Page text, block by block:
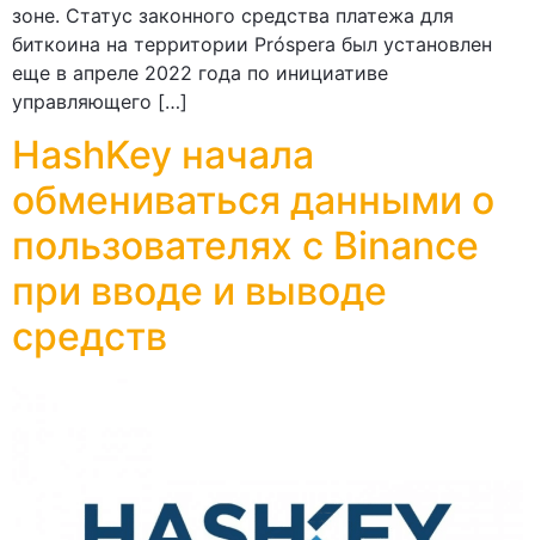
зоне. Статус законного средства платежа для
биткоина на территории Próspera был установлен
еще в апреле 2022 года по инициативе
управляющего […]
HashKey начала
обмениваться данными о
пользователях с Binance
при вводе и выводе
средств